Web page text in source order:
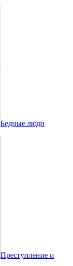
Бедные люди
Преступление и